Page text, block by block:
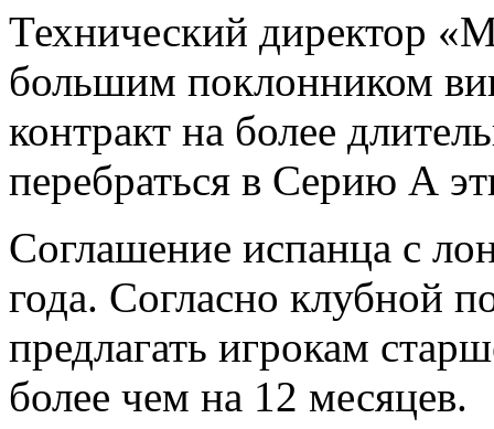
Технический директор
большим поклонником
контракт на более
перебраться в Серию А
Соглашение испанца с
года. Согласно клубной
предлагать игрокам
более чем на 12 месяцев.